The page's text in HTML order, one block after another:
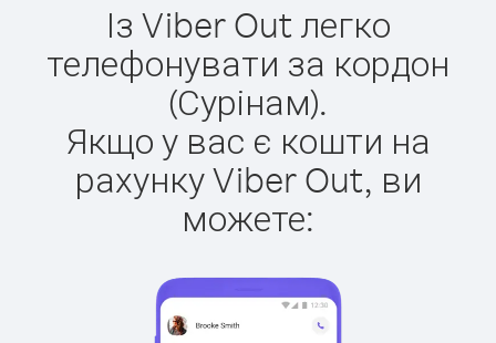
Із Viber Out легко
телефонувати за кордон
(Сурінам).
Якщо у вас є кошти на
рахунку Viber Out, ви
можете: